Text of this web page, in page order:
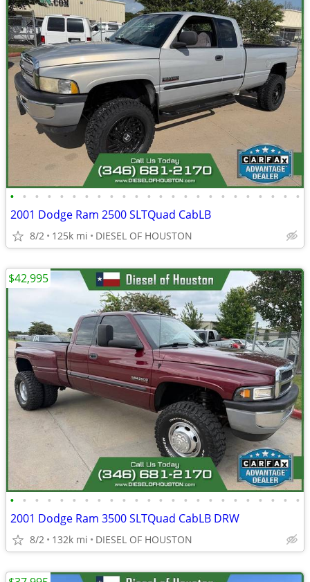
• • • • • • • • • • • • • • • • • • • • • • • •
2001 Dodge Ram 2500 SLTQuad CabLB
8/2 125k mi DIESEL OF HOUSTON
• • • • • • • • • • • • • • • • • • • • • • • •
2001 Dodge Ram 3500 SLTQuad CabLB DRW
8/2 132k mi DIESEL OF HOUSTON
$42,995